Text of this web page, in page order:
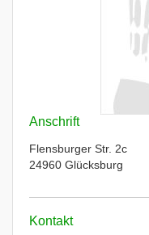
Anschrift
Flensburger Str. 2c
24960 Glücksburg
Kontakt